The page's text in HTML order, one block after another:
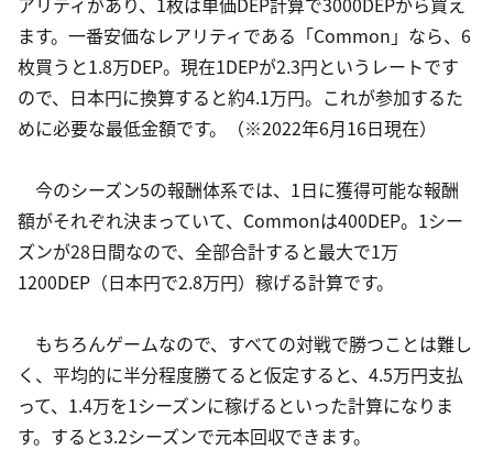
ます。一番安価なレアリティである「Common」なら、6
枚買うと1.8万DEP。現在1DEPが2.3円というレートです
ので、日本円に換算すると約4.1万円。これが参加するた
めに必要な最低金額です。（※2022年6月16日現在）
今のシーズン5の報酬体系では、1日に獲得可能な報酬
額がそれぞれ決まっていて、Commonは400DEP。1シー
ズンが28日間なので、全部合計すると最大で1万
1200DEP（日本円で2.8万円）稼げる計算です。
もちろんゲームなので、すべての対戦で勝つことは難し
く、平均的に半分程度勝てると仮定すると、4.5万円支払
って、1.4万を1シーズンに稼げるといった計算になりま
す。すると3.2シーズンで元本回収できます。